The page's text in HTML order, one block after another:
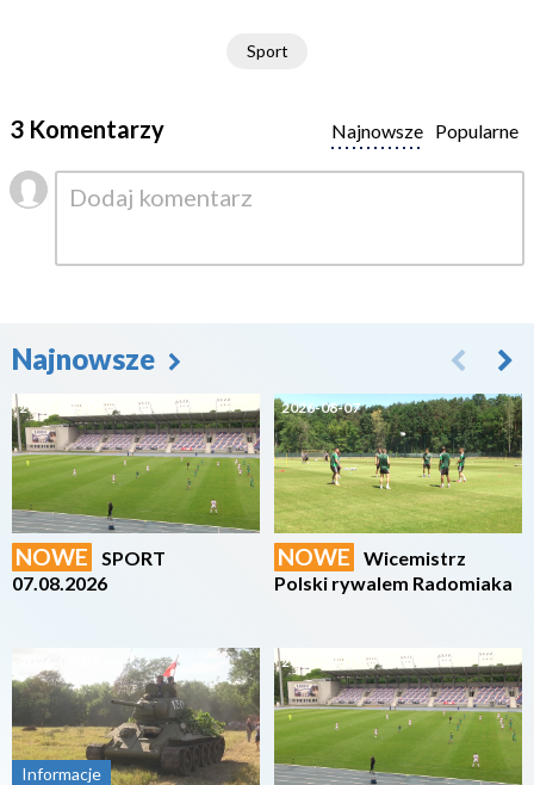
Sport
3 Komentarzy Popularne
Najnowsze
Najnowsze
2026-08-07
NOWE
SPORT
07.08.2026
Informacje
2026-08-07
NOWE
Wicemistrz
Polski rywalem Radomiaka
2026-08-07